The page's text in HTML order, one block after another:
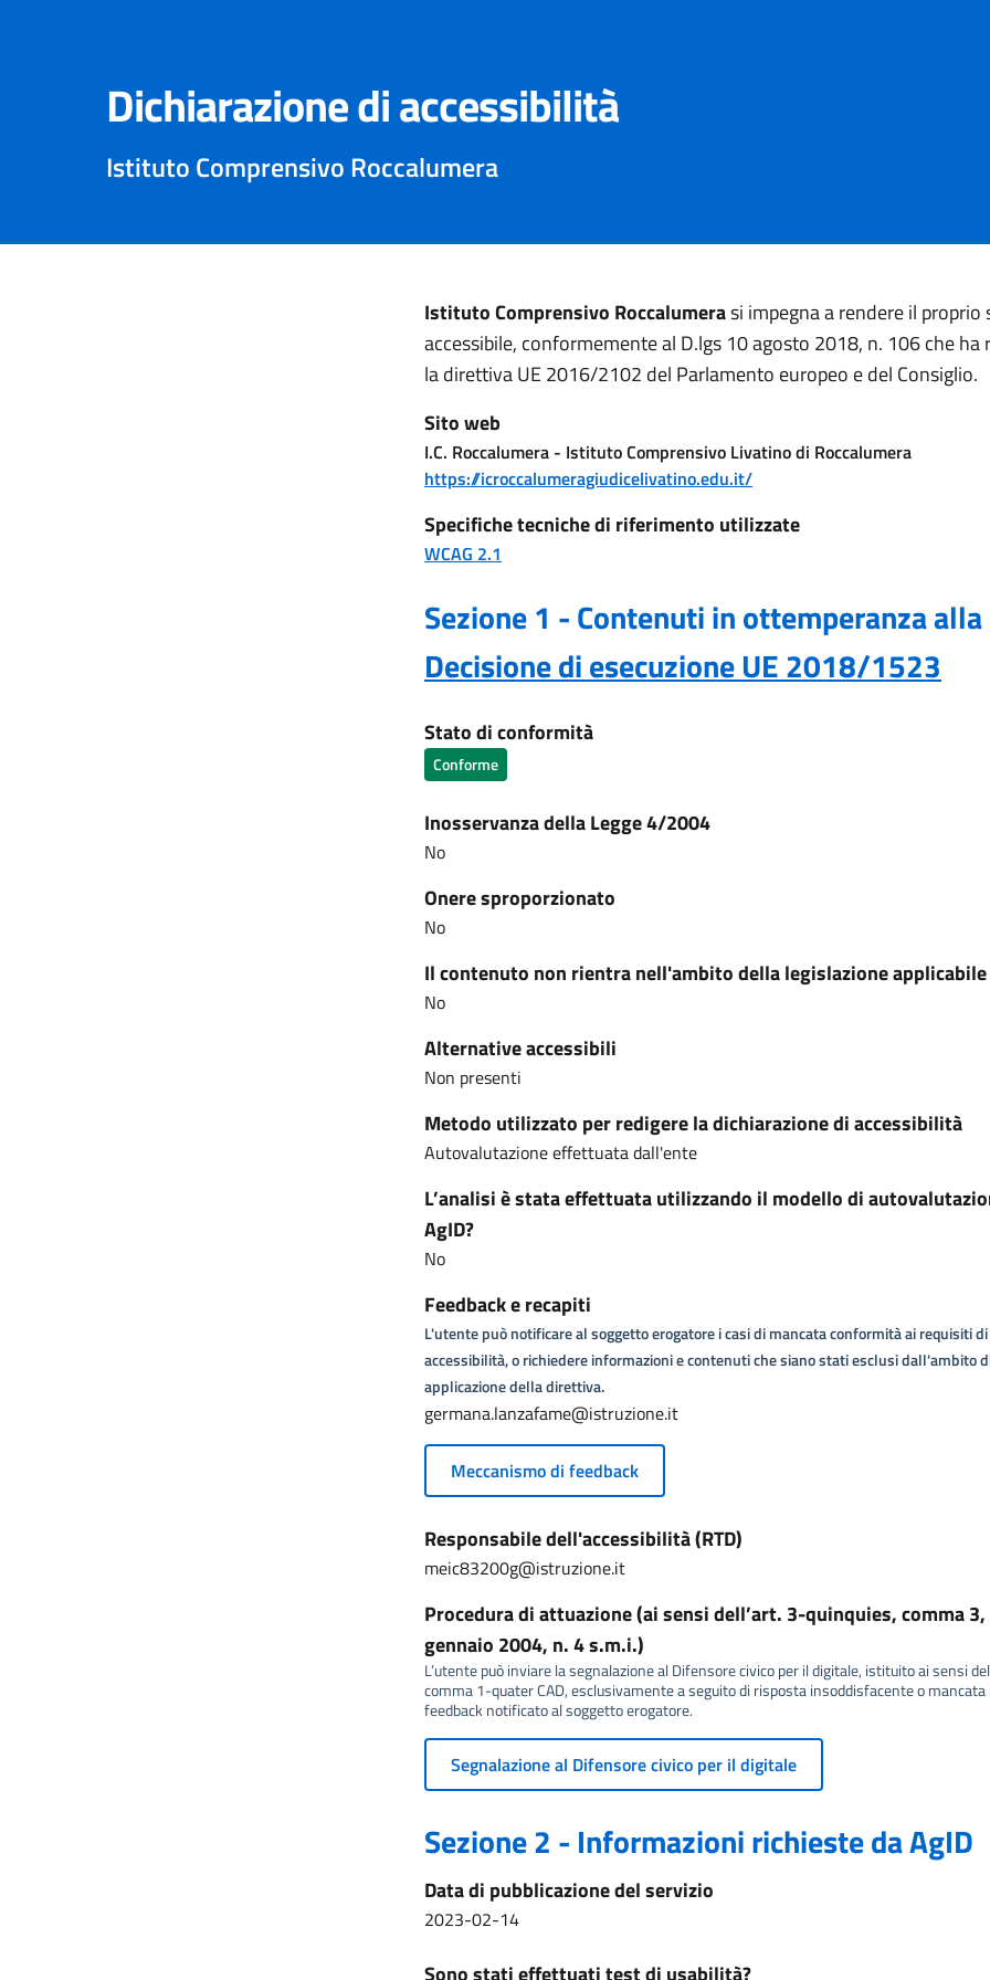
Dichiarazione di accessibilità
Istituto Comprensivo Roccalumera
Istituto Comprensivo Roccalumerasi impegna a rendere il proprio
accessibile, conformemente al D.lgs 10 agosto 2018, n. 106 che ha
la direttiva UE 2016/2102 del Parlamento europeo e del Consiglio.
Sito web
I.C. Roccalumera - Istituto Comprensivo Livatino di Roccalumera
https://icroccalumeragiudicelivatino.edu.it/
Specifiche tecniche di riferimento utilizzate
WCAG 2.1
Sezione 1 - Contenuti in ottemperanza alla
Decisione di esecuzione UE 2018/1523
Stato di conformità
Conforme
Inosservanza della Legge 4/2004
No
Onere sproporzionato
No
Il contenuto non rientra nell'ambito della legislazione applicabile
No
Alternative accessibili
Non presenti
Metodo utilizzato per redigere la dichiarazione di accessibilità
Autovalutazione effettuata dall'ente
L’analisi è stata effettuata utilizzando il modello di
AgID?
No
Feedback e recapiti
L'utente può notificare al soggetto erogatore i casi di mancata conformità ai requisiti di
accessibilità, o richiedere informazioni e contenuti che siano stati esclusi dall'ambito
applicazione della direttiva.
germana.lanzafame@istruzione.it
Meccanismo di feedback
Responsabile dell'accessibilità (RTD)
meic83200g@istruzione.it
Procedura di attuazione (ai sensi dell’art. 3-quinquies, comma 3,
gennaio 2004, n. 4 s.m.i.)
L’utente può inviare la segnalazione al Difensore civico per il digitale, istituito ai sensi
comma 1-quater CAD, esclusivamente a seguito di risposta insoddisfacente o
feedback notificato al soggetto erogatore.
Segnalazione al Difensore civico per il digitale
Sezione 2 - Informazioni richieste da AgID
Data di pubblicazione del servizio
2023-02-14
Sono stati effettuati test di usabilità?